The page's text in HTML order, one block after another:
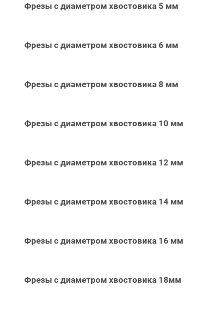
Фрезы с диаметром хвостовика 5 мм
Фрезы с диаметром хвостовика 6 мм
Фрезы с диаметром хвостовика 8 мм
Фрезы с диаметром хвостовика 10 мм
Фрезы с диаметром хвостовика 12 мм
Фрезы с диаметром хвостовика 14 мм
Фрезы с диаметром хвостовика 16 мм
Фрезы с диаметром хвостовика 18мм